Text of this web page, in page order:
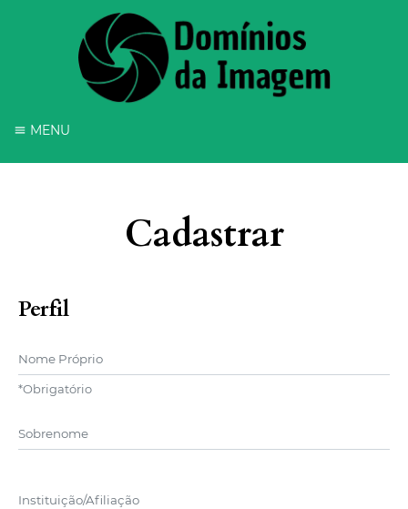
MENU
Cadastrar
Perfil
Nome Próprio
*Obrigatório
##user.middleName##
Instituição/Afiliação